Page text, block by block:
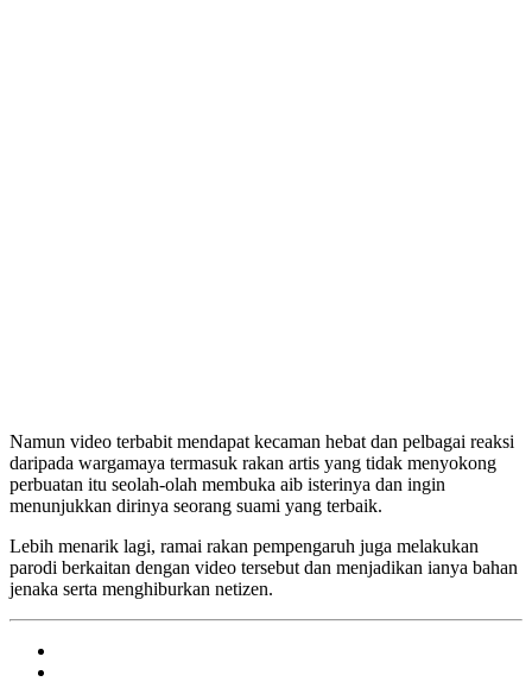
Namun video terbabit mendapat kecaman hebat dan pelbagai reaksi
daripada wargamaya termasuk rakan artis yang tidak menyokong
perbuatan itu seolah-olah membuka aib isterinya dan ingin
menunjukkan dirinya seorang suami yang terbaik.
Lebih menarik lagi, ramai rakan pempengaruh juga melakukan
parodi berkaitan dengan video tersebut dan menjadikan ianya bahan
jenaka serta menghiburkan netizen.